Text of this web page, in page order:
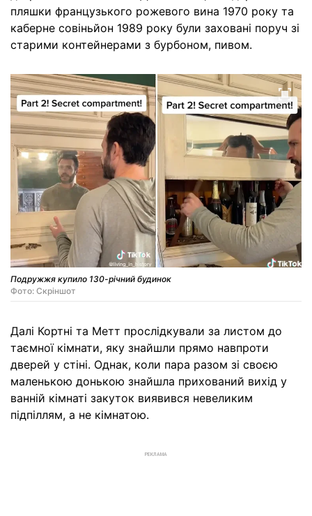
пляшки французького рожевого вина 1970 року та
каберне совіньйон 1989 року були заховані поруч зі
старими контейнерами з бурбоном, пивом.
Подружжя купило 130-річний будинок
Фото: Скріншот
Далі Кортні та Метт прослідкували за листом до
таємної кімнати, яку знайшли прямо навпроти
дверей у стіні. Однак, коли пара разом зі своєю
маленькою донькою знайшла прихований вихід у
ванній кімнаті закуток виявився невеликим
підпіллям, а не кімнатою.
РЕКЛАМА